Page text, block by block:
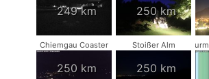
249 km 250 km
Chiemgau Coaster
250 km
Stoißer Alm
250 km